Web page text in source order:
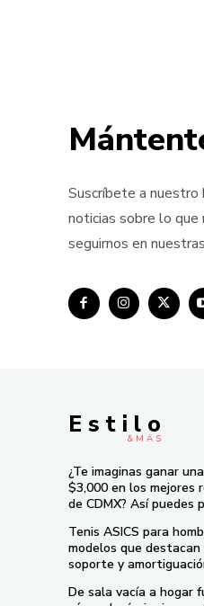
Suscríbete a
noticias sobre lo que
seguirnos en
E s t i l o
& M À S
¿Te imaginas ganar
$3,000 en los mejores
de CDMX? Así puedes
Tenis ASICS para
modelos que destacan
soporte y
De sala vacía a hogar